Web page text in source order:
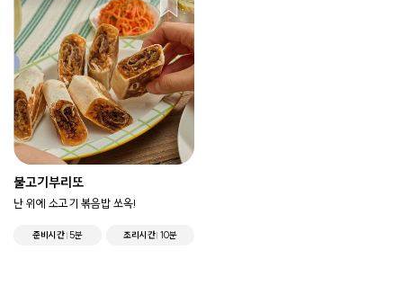
불고기부리또
난 위에 소고기 볶음밥 쏘옥!
준비시간 5분 조리시간 10분